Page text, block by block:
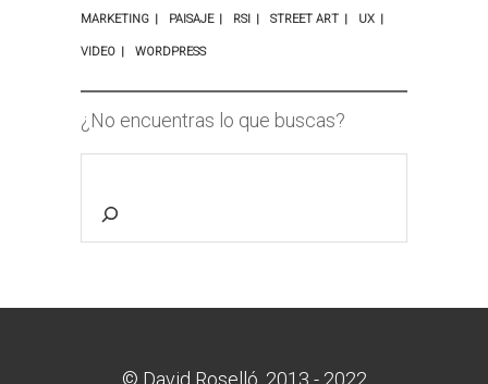
MARKETING PAISAJE RSI STREET ART UX
VIDEO WORDPRESS
¿No encuentras lo que buscas?
© David Roselló, 2013 - 2022